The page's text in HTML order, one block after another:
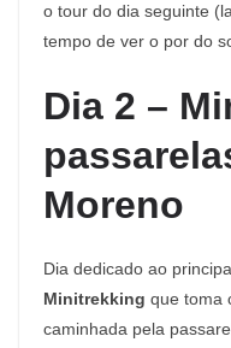
o tour do dia seguinte
tempo de ver o por do
Dia 2 –
Moreno
Dia dedicado ao
Minitrekking que toma
caminhada pela